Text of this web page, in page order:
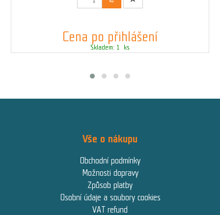
Cena po přihlášení
Skladem: 1 ks
Vše o nákupu
Obchodní podmínky
Možnosti dopravy
Způsob platby
Osobní údaje a soubory cookies
VAT refund